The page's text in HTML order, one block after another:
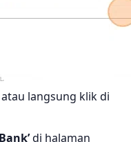
atau langsung klik di
di halaman